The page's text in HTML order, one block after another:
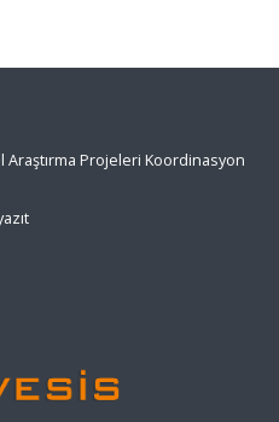
Projeleri Koordinasyon